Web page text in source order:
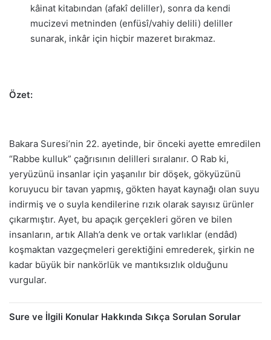
kâinat kitabından (afakî deliller), sonra da kendi
mucizevi metninden (enfüsî/vahiy delili) deliller
sunarak, inkâr için hiçbir mazeret bırakmaz.
Özet:
Bakara Suresi’nin 22. ayetinde, bir önceki ayette emredilen
“Rabbe kulluk” çağrısının delilleri sıralanır. O Rab ki,
yeryüzünü insanlar için yaşanılır bir döşek, gökyüzünü
koruyucu bir tavan yapmış, gökten hayat kaynağı olan suyu
indirmiş ve o suyla kendilerine rızık olarak sayısız ürünler
çıkarmıştır. Ayet, bu apaçık gerçekleri gören ve bilen
insanların, artık Allah’a denk ve ortak varlıklar (endâd)
koşmaktan vazgeçmeleri gerektiğini emrederek, şirkin ne
kadar büyük bir nankörlük ve mantıksızlık olduğunu
vurgular.
Sure ve İlgili Konular Hakkında Sıkça Sorulan Sorular